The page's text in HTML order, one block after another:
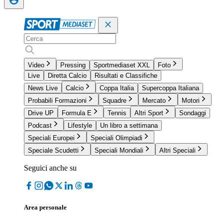
Video Pressing Sportmediaset XXL
Foto
Live
Diretta Calcio
Risultati e Classifiche
News Live
Calcio Coppa Italia
Supercoppa Italiana
Probabili Formazioni
Squadre Mercato
Motori
Drive UP
Formula E Tennis Altri Sport
Sondaggi
Podcast
Lifestyle
Un libro a settimana
Speciali Europei
Speciali Olimpiadi
Speciale Scudetti
Speciali Mondiali Altri Speciali
Seguici anche su
Area personale